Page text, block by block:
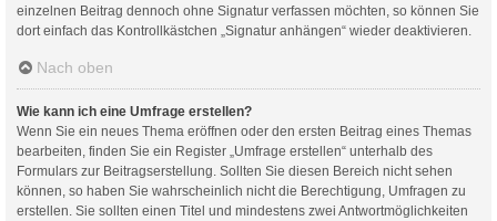
einzelnen Beitrag dennoch ohne Signatur verfassen möchten, so können Sie
dort einfach das Kontrollkästchen „Signatur anhängen“ wieder deaktivieren.
Nach oben
Wie kann ich eine Umfrage erstellen?
Wenn Sie ein neues Thema eröffnen oder den ersten Beitrag eines Themas
bearbeiten, finden Sie ein Register „Umfrage erstellen“ unterhalb des
Formulars zur Beitragserstellung. Sollten Sie diesen Bereich nicht sehen
können, so haben Sie wahrscheinlich nicht die Berechtigung, Umfragen zu
erstellen. Sie sollten einen Titel und mindestens zwei Antwortmöglichkeiten